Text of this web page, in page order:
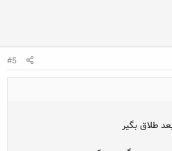
#5
طلاق بگیر